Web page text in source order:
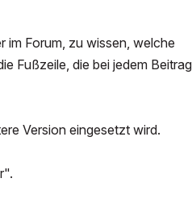
im Forum, zu wissen, welche
Fußzeile, die bei jedem Beitrag
Version eingesetzt wird.